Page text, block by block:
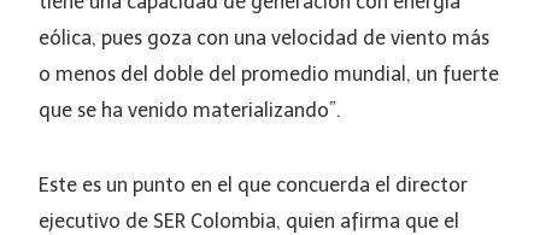
eólica, pues goza con una velocidad de viento más
o menos del doble del promedio mundial, un fuerte
que se ha venido materializando”.
Este es un punto en el que concuerda el director
ejecutivo de SER Colombia, quien afirma que el